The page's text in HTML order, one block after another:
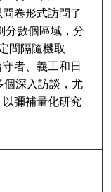
卷形式訪問了
分數個區域，分
間隔隨機取
者、義工和日
個深入訪談，尤
彌補量化研究